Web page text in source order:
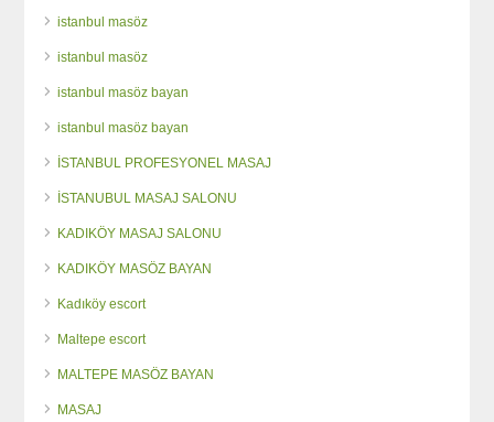
istanbul masöz
istanbul masöz
istanbul masöz bayan
istanbul masöz bayan
İSTANBUL PROFESYONEL MASAJ
İSTANUBUL MASAJ SALONU
KADIKÖY MASAJ SALONU
KADIKÖY MASÖZ BAYAN
Kadıköy escort
Maltepe escort
MALTEPE MASÖZ BAYAN
MASAJ